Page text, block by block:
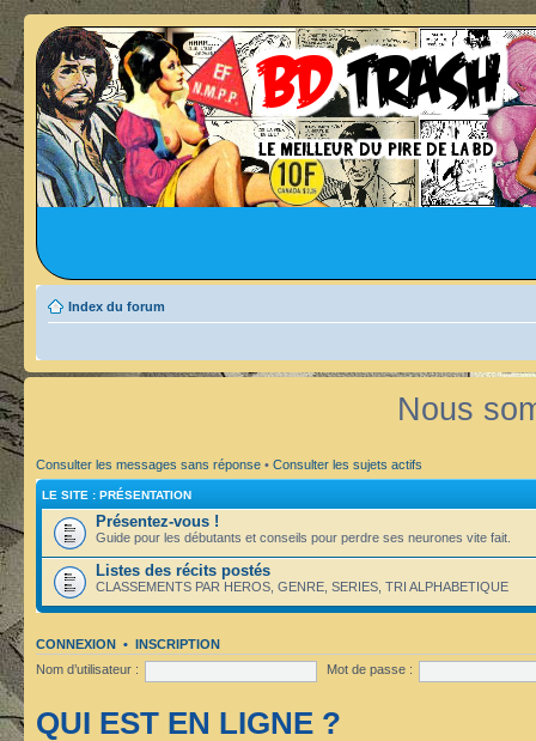
Index du forum
Nous
Consulter les messages sans réponse • Consulter les sujets actifs
LE SITE : PRÉSENTATION
Présentez-vous !
Guide pour les débutants et conseils pour perdre ses neurones vite fait.
Listes des récits postés
CLASSEMENTS PAR HEROS, GENRE, SERIES, TRI ALPHABETIQUE
CONNEXION • INSCRIPTION
Nom d’utilisateur :
Mot de passe :
QUI EST EN LIGNE ?